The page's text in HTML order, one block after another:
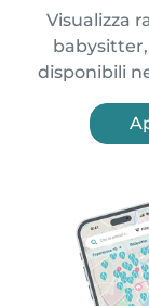
Visualizza
disponibili